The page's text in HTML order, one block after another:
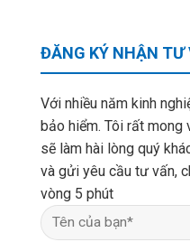
ĐĂNG KÝ NHẬN TƯ
Với nhiều năm kinh
bảo hiểm. Tôi rất mong
sẽ làm hài lòng quý
và gửi yêu cầu tư vấn,
vòng 5 phút